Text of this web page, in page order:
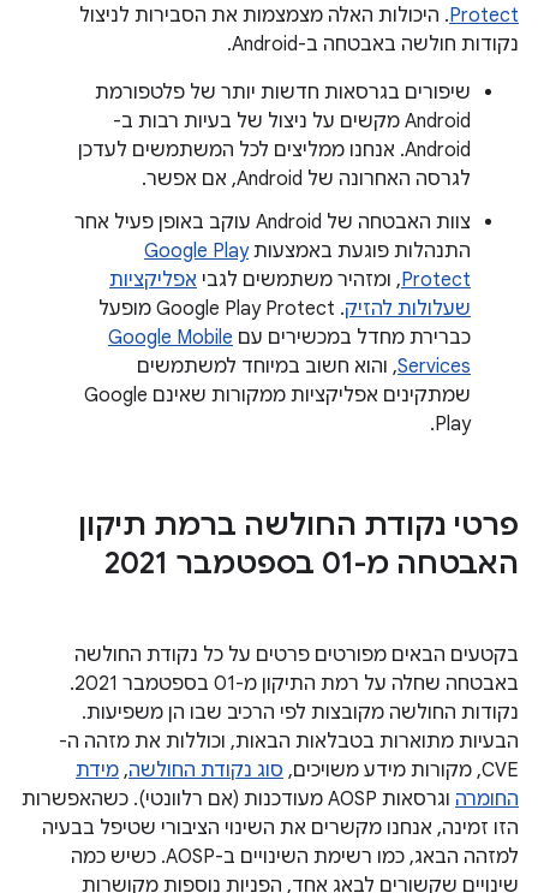
Protect. היכולות האלה מצמצמות את הסבירות לניצול
נקודות חולשה באבטחה ב-Android.
שיפורים בגרסאות חדשות יותר של פלטפורמת
Android מקשים על ניצול של בעיות רבות ב-
Android. אנחנו ממליצים לכל המשתמשים לעדכן
לגרסה האחרונה של Android, אם אפשר.
צוות האבטחה של Android עוקב באופן פעיל אחר
התנהלות פוגעת באמצעותGoogle Play
Protect, ומזהיר משתמשים לגבי אפליקציות
שעלולות להזיק
. Google Play Protect מופעל
כברירת מחדל במכשירים עם Google Mobile
Services, והוא חשוב במיוחד למשתמשים
שמתקינים אפליקציות ממקורות שאינם Google
Play.
פרטי נקודת החולשה ברמת תיקון
האבטחה מ-01 בספטמבר 2021
בקטעים הבאים מפורטים פרטים על כל נקודת החולשה
באבטחה שחלה על רמת התיקון מ-01 בספטמבר 2021.
נקודות החולשה מקובצות לפי הרכיב שבו הן משפיעות.
הבעיות מתוארות בטבלאות הבאות, וכוללות את מזהה ה-
CVE, מקורות מידע משויכים,
סוג נקודת החולשה, מידת
החומרה
וגרסאות AOSP מעודכנות (אם רלוונטי). כשהאפשרות
הזו זמינה, אנחנו מקשרים את השינוי הציבורי שטיפל בבעיה
למזהה הבאג, כמו רשימת השינויים ב-AOSP. כשיש כמה
שינויים שקשורים לבאג אחד, הפניות נוספות מקושרות